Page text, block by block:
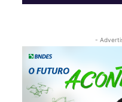
-